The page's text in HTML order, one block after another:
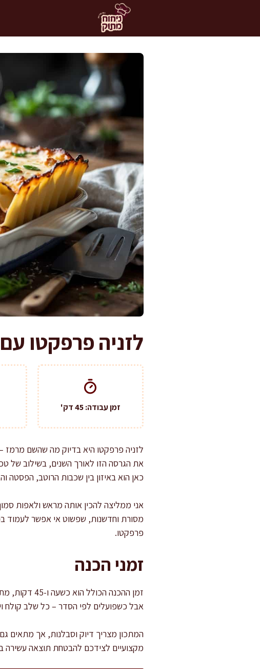
לזניה פרפקטו
זמן עבודה: 45 דק'
לזניה פרפקטו היא בדיוק מה שהשם מרמז
את הגרסה הזו לאורך השנים, בשילוב
כאן הוא באיזון בין שכבות הרוטב, הפסטה
אני ממליצה להכין אותה מראש ולאפות
מסורת וחדשנות, שפשוט אי אפשר לעמוד
פרפקטו.
זמני הכנה
אבל כשפועלים לפי הסדר – כל שלב קולח
המתכון מצריך דיוק וסבלנות, אך מתאים
מקצועיים לצידכם להבטחת תוצאה עשירה